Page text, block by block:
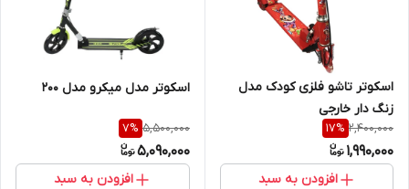
اسکوتر تاشو فلزی کودک مدل
زنگ دار خارجی
2,400,000
17%
1,990,000
افزودن به سبد
اسکوتر مدل میکرو مدل ۲۰۰
5,500,000
7%
5,090,000
افزودن به سبد